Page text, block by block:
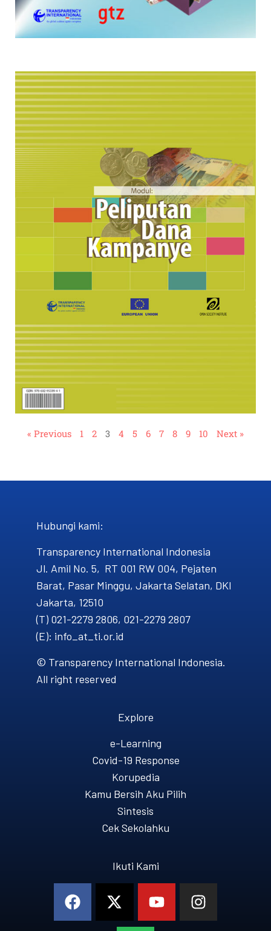
« Previous 1 2 3 4 5 6 7 8 9 10 Next »
Hubungi kami​:
Transparency International Indonesia
Jl. Amil No. 5, RT 001 RW 004, Pejaten
Barat, Pasar Minggu, Jakarta Selatan, DKI
Jakarta, 12510
(T) 021-2279 2806, 021-2279 2807
(E): info_at_ti.or.id
© Transparency International Indonesia.
All right reserved
Explore
e-Learning
Covid-19 Response
Korupedia
Kamu Bersih Aku Pilih
Sintesis
Cek Sekolahku
Ikuti Kami